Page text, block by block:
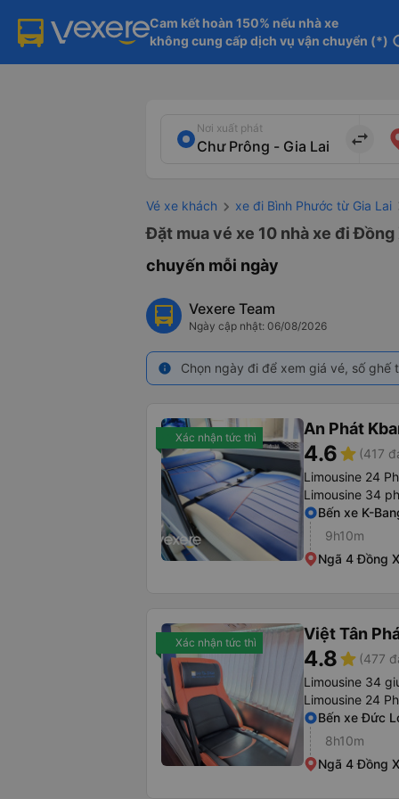
Cam kết hoàn 150% nếu nhà xe
không cung cấp dịch vụ vận chuyển (*)
Nơi xuất phát
import_export
Vé xe khách xe đi Bình Phước từ Gia Lai
Đặt mua vé xe 10 nhà xe đi
chuyến mỗi ngày
Vexere Team
Ngày cập nhật: 06/08/2026
info Chọn ngày đi để xem giá vé, số
Xác nhận tức thì An Phát
4.6star (417
Limousine 24
Limousine 34
Bến xe K-
9h10m
Ngã 4 Đồng
Xác nhận tức thì Việt Tân
4.8star (477
Limousine 34
Limousine 24
Bến xe Đức
8h10m
Ngã 4 Đồng